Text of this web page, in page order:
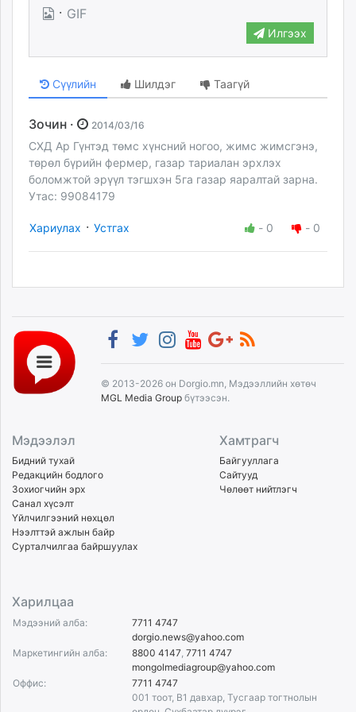
· GIF
Илгээх
Сүүлийн Шилдэг Таагүй
Зочин · 2014/03/16
СХД Ар Гүнтэд төмс хүнсний ногоо, жимс жимсгэнэ,
төрөл бүрийн фермер, газар тариалан эрхлэх
боломжтой эрүүл тэгшхэн 5га газар яаралтай зарна.
Утас: 99084179
Хариулах · Устгах - 0 - 0
© 2013-2026 он Dorgio.mn, Мэдээллийн хөтөч
MGL Media Group бүтээсэн.
Мэдээлэл
Бидний тухай
Редакцийн бодлого
Зохиогчийн эрх
Санал хүсэлт
Үйлчилгээний нөхцөл
Нээлттэй ажлын байр
Сурталчилгаа байршуулах
Хамтрагч
Байгууллага
Сайтууд
Чөлөөт нийтлэгч
Харилцаа
Мэдээний алба:
7711 4747
dorgio.news@yahoo.com
Маркетингийн алба:
8800 4147 7711 4747
mongolmediagroup@yahoo.com
Оффис:
7711 4747
001 тоот, B1 давхар, Тусгаар тогтнолын